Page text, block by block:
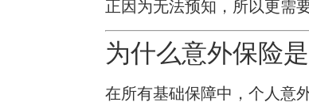
正因为无法预知，所以更需
为什么意外保险
在所有基础保障中，个人意